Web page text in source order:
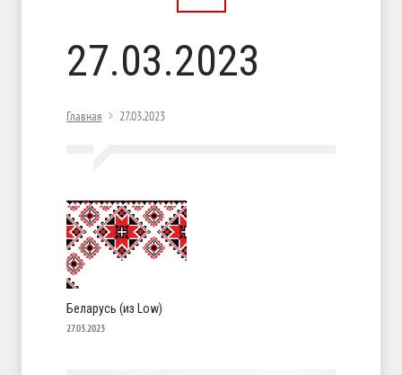
27.03.2023
Главная 27.03.2023
Беларусь (из Low)
27.03.2023